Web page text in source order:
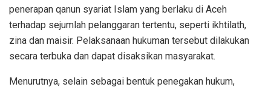
penerapan qanun syariat Islam yang berlaku di Aceh
terhadap sejumlah pelanggaran tertentu, seperti ikhtilath,
zina dan maisir. Pelaksanaan hukuman tersebut dilakukan
secara terbuka dan dapat disaksikan masyarakat.
Menurutnya, selain sebagai bentuk penegakan hukum,